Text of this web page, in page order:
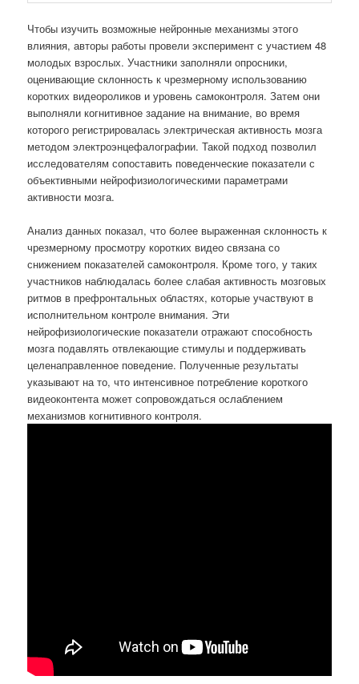
Чтобы изучить возможные нейронные механизмы этого
влияния, авторы работы провели эксперимент с участием 48
молодых взрослых. Участники заполняли опросники,
оценивающие склонность к чрезмерному использованию
коротких видеороликов и уровень самоконтроля. Затем они
выполняли когнитивное задание на внимание, во время
которого регистрировалась электрическая активность мозга
методом электроэнцефалографии. Такой подход позволил
исследователям сопоставить поведенческие показатели с
объективными нейрофизиологическими параметрами
активности мозга.
Анализ данных показал, что более выраженная склонность к
чрезмерному просмотру коротких видео связана со
снижением показателей самоконтроля. Кроме того, у таких
участников наблюдалась более слабая активность мозговых
ритмов в префронтальных областях, которые участвуют в
исполнительном контроле внимания. Эти
нейрофизиологические показатели отражают способность
мозга подавлять отвлекающие стимулы и поддерживать
целенаправленное поведение. Полученные результаты
указывают на то, что интенсивное потребление короткого
видеоконтента может сопровождаться ослаблением
механизмов когнитивного контроля.